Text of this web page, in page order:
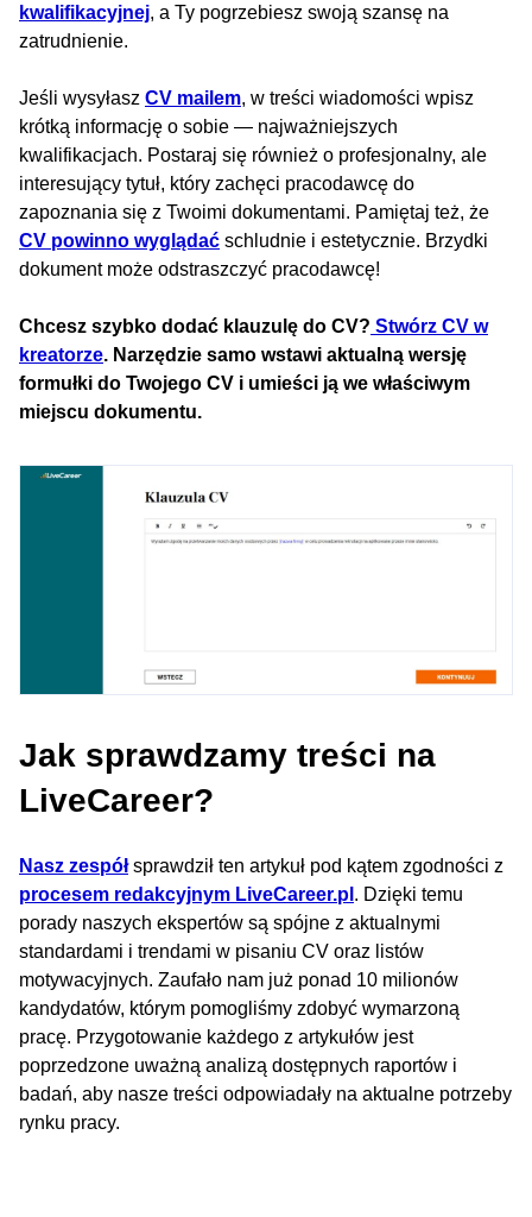
kwalifikacyjnej, a Ty pogrzebiesz swoją szansę na
zatrudnienie.
Jeśli wysyłasz CV mailem, w treści wiadomości wpisz
krótką informację o sobie — najważniejszych
kwalifikacjach. Postaraj się również o profesjonalny, ale
interesujący tytuł, który zachęci pracodawcę do
zapoznania się z Twoimi dokumentami. Pamiętaj też, że
CV powinno wyglądać schludnie i estetycznie. Brzydki
dokument może odstraszczyć pracodawcę!
Chcesz szybko dodać klauzulę do CV? Stwórz CV w
kreatorze. Narzędzie samo wstawi aktualną wersję
formułki do Twojego CV i umieści ją we właściwym
miejscu dokumentu.
Jak sprawdzamy treści na
LiveCareer?
Nasz zespółsprawdził ten artykuł pod kątem zgodności z
procesem redakcyjnym LiveCareer.pl . Dzięki temu
porady naszych ekspertów są spójne z aktualnymi
standardami i trendami w pisaniu CV oraz listów
motywacyjnych. Zaufało nam już ponad 10 milionów
kandydatów, którym pomogliśmy zdobyć wymarzoną
pracę. Przygotowanie każdego z artykułów jest
poprzedzone uważną analizą dostępnych raportów i
badań, aby nasze treści odpowiadały na aktualne potrzeby
rynku pracy.